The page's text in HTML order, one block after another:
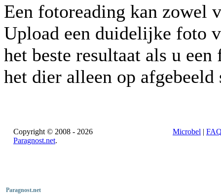
Een fotoreading kan zowel
Upload een duidelijke foto
het beste resultaat als u
het dier alleen op afgebeeld
Copyright © 2008 - 2026
Paragnost.net.
Microbel |
Paragnost.net